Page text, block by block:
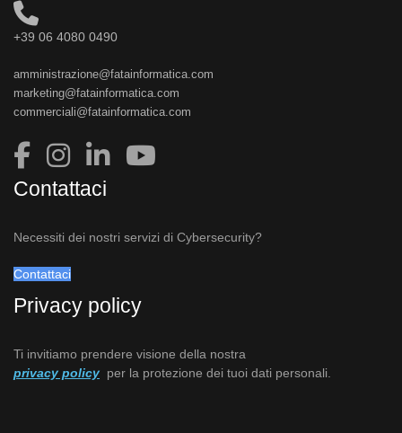
+39 06 4080 0490
amministrazione@fatainformatica.com
marketing@fatainformatica.com
commerciali@fatainformatica.com
Contattaci
Necessiti dei nostri servizi di Cybersecurity?
Contattaci
Privacy policy
Ti invitiamo prendere visione della nostra
privacy policy per la protezione dei tuoi dati personali.